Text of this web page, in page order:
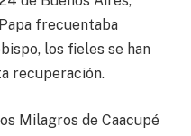
frecuentaba
los fieles se han
recuperación.
Milagros de Caacupé